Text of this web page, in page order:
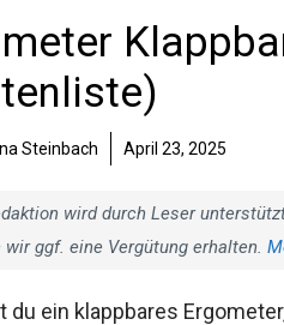
Steinbach April 23, 2025
wird durch Leser
wir ggf. eine Vergütung erhalten.
du ein klappbares